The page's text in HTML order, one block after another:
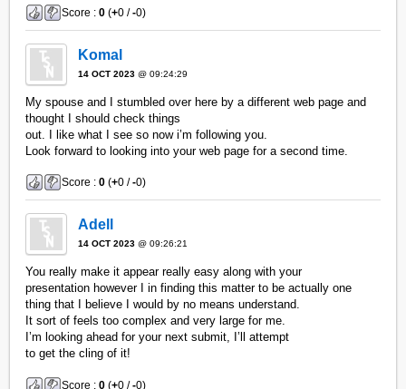
Score :0 (+0 /-0)
Komal
14 OCT 2023 @ 09:24:29
My spouse and I stumbled over here by a different web page and
thought I should check things
out. I like what I see so now i’m following you.
Look forward to looking into your web page for a second time.
Score :0 (+0 /-0)
Adell
14 OCT 2023 @ 09:26:21
You really make it appear really easy along with your
presentation however I in finding this matter to be actually one
thing that I believe I would by no means understand.
It sort of feels too complex and very large for me.
I’m looking ahead for your next submit, I’ll attempt
to get the cling of it!
Score :0 (+0 /-0)